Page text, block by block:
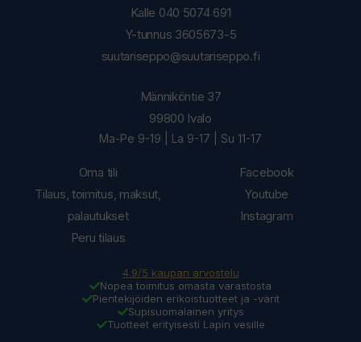
Kalle 040 5074 691
Y-tunnus 3605673-5
suutariseppo@suutariseppo.fi
Oma tili
Tilaus, toimitus, maksut,
palautukset
Peru tilaus
Männiköntie 37
99800 Ivalo
Ma-Pe 9-19 | La 9-17 | Su 11-17
Facebook
Youtube
Instagram
4.9/5 kaupan arvostelu
Nopea toimitus omasta varastosta
Pientekijöiden erikoistuotteet ja -värit
Supisuomalainen yritys
Tuotteet erityisesti Lapin vesille